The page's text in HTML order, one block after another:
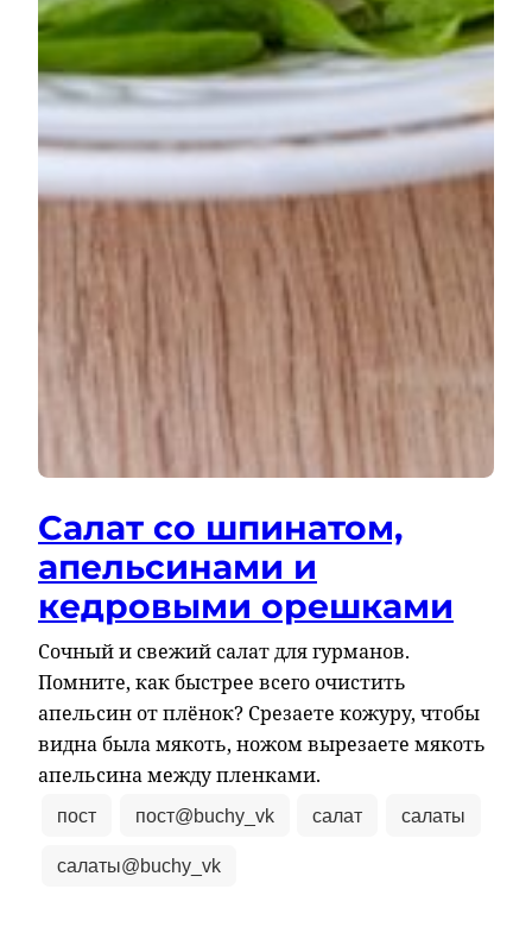
Салат со шпинатом,
апельсинами и
кедровыми орешками
Сочный и свежий салат для гурманов.
Помните, как быстрее всего очистить
апельсин от плёнок? Срезаете кожуру, чтобы
видна была мякоть, ножом вырезаете мякоть
апельсина между пленками.
пост пост@buchy_vk салат салаты
салаты@buchy_vk